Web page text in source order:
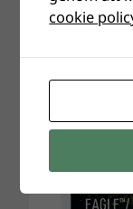
cookie